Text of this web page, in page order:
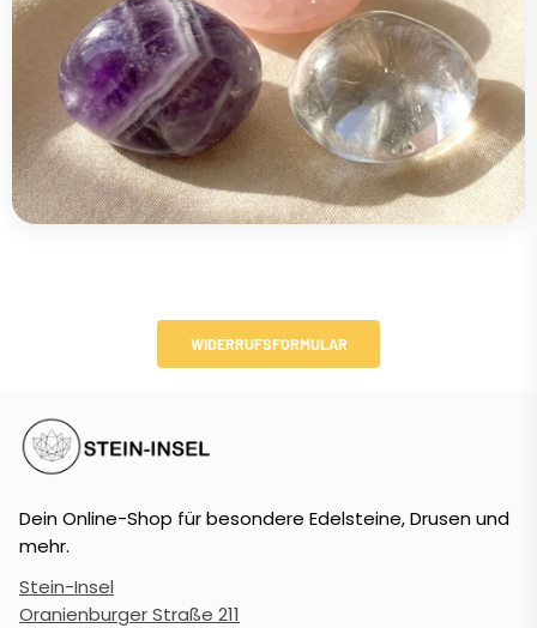
WIDERRUFSFORMULAR
Dein Online-Shop für besondere Edelsteine, Drusen und
mehr.
Stein-Insel
Oranienburger Straße 211